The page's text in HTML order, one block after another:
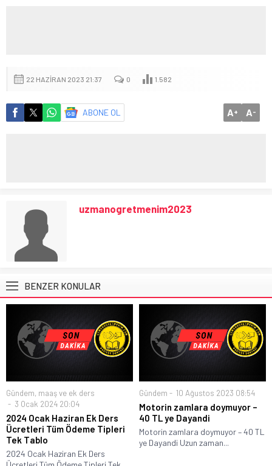
22 HAZIRAN 2023 21:37 0 1.582
ABONE OL A+ A-
uzmanogretmenim2023
BENZER KONULAR
Gündem, maaş ve ek ders
3 Ocak 2024 20:04
2024 Ocak Haziran Ek Ders
Ücretleri Tüm Ödeme Tipleri
Tek Tablo
2024 Ocak Haziran Ek Ders
Gündem 10 Ağustos 2023 08:54
Motorin zamlara doymuyor –
40 TL ye Dayandi
Motorin zamlara doymuyor – 40 TL
ye Dayandi Uzun zaman...